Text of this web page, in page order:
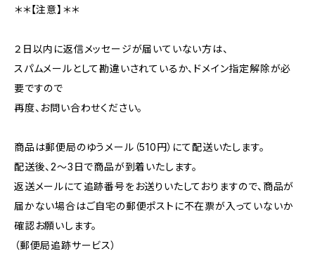
＊＊【注意】＊＊
２日以内に返信メッセージが届いていない方は、
スパムメールとして勘違いされているか、ドメイン指定解除が必
要ですので
再度、お問い合わせください。
商品は郵便局のゆうメール（510円）にて配送いたします。
配送後、2～3日で商品が到着いたします。
返送メールにて追跡番号をお送りいたしておりますので、商品が
届かない場合はご自宅の郵便ポストに不在票が入っていないか
確認お願いします。
（郵便局追跡サービス）